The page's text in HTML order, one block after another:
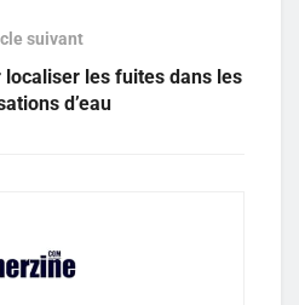
suivant
les fuites dans les
d’eau